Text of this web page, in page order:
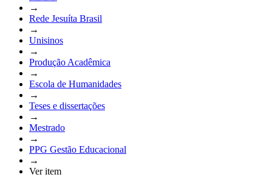
→
Rede Jesuíta Brasil
→
Unisinos
→
Produção Acadêmica
→
Escola de Humanidades
→
Teses e dissertações
→
Mestrado
→
PPG Gestão Educacional
→
Ver item